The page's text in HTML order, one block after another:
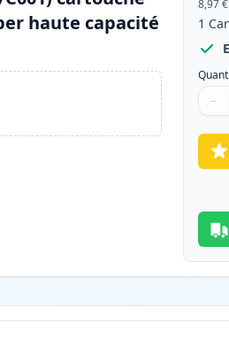
haute capacité
8,97 €
1
−